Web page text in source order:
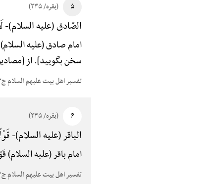
۵ (بقره/ ۲۳۵)
الصّادق (علیه السلام)-
امام صادق (علیه
سخن بگویید]. از
تفسیر اهل بیت علیهم السلام ج۲، ص۲۱۰
۶ (بقره/ ۲۳۵)
الباقر (علیه السلام)-
امام باقر (علیه
تفسیر اهل بیت علیهم السلام ج۲، ص۲۱۰